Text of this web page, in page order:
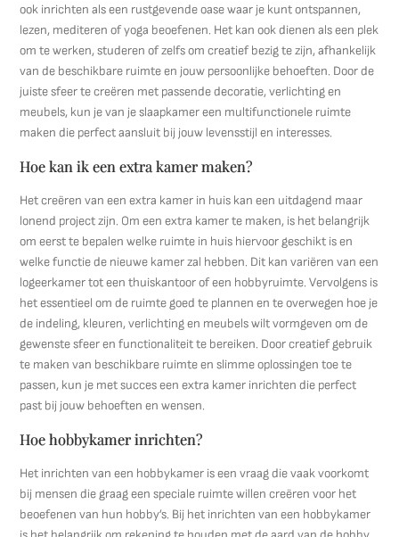
ook inrichten als een rustgevende oase waar je kunt ontspannen,
lezen, mediteren of yoga beoefenen. Het kan ook dienen als een plek
om te werken, studeren of zelfs om creatief bezig te zijn, afhankelijk
van de beschikbare ruimte en jouw persoonlijke behoeften. Door de
juiste sfeer te creëren met passende decoratie, verlichting en
meubels, kun je van je slaapkamer een multifunctionele ruimte
maken die perfect aansluit bij jouw levensstijl en interesses.
Hoe kan ik een extra kamer maken?
Het creëren van een extra kamer in huis kan een uitdagend maar
lonend project zijn. Om een extra kamer te maken, is het belangrijk
om eerst te bepalen welke ruimte in huis hiervoor geschikt is en
welke functie de nieuwe kamer zal hebben. Dit kan variëren van een
logeerkamer tot een thuiskantoor of een hobbyruimte. Vervolgens is
het essentieel om de ruimte goed te plannen en te overwegen hoe je
de indeling, kleuren, verlichting en meubels wilt vormgeven om de
gewenste sfeer en functionaliteit te bereiken. Door creatief gebruik
te maken van beschikbare ruimte en slimme oplossingen toe te
passen, kun je met succes een extra kamer inrichten die perfect
past bij jouw behoeften en wensen.
Hoe hobbykamer inrichten?
Het inrichten van een hobbykamer is een vraag die vaak voorkomt
bij mensen die graag een speciale ruimte willen creëren voor het
beoefenen van hun hobby’s. Bij het inrichten van een hobbykamer